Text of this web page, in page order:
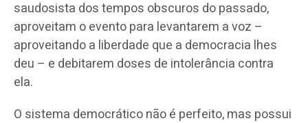
saudosista dos tempos obscuros do passado,
aproveitam o evento para levantarem a voz –
aproveitando a liberdade que a democracia lhes
deu – e debitarem doses de intolerância contra
ela.
O sistema democrático não é perfeito, mas possui